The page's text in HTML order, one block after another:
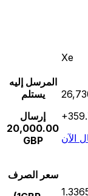
Xe
المرسل إليه
يستلم
إرسال
20,000.00
GBP
الآن
سعر الصرف